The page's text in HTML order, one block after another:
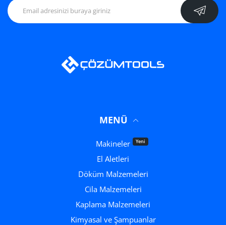
MENÜ
Makineler Yeni
El Aletleri
Döküm Malzemeleri
Cila Malzemeleri
Kaplama Malzemeleri
Kimyasal ve Şampuanlar